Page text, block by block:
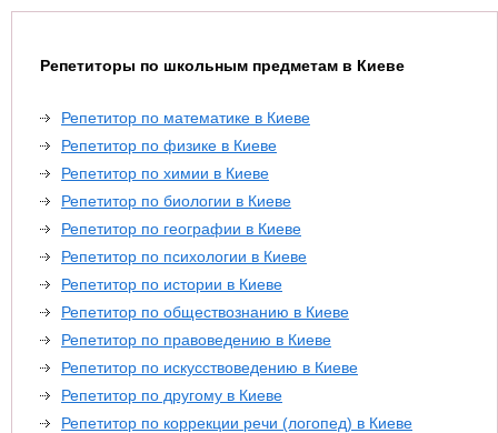
Репетиторы по школьным предметам в Киеве
Репетитор по математике в Киеве
Репетитор по физике в Киеве
Репетитор по химии в Киеве
Репетитор по биологии в Киеве
Репетитор по географии в Киеве
Репетитор по психологии в Киеве
Репетитор по истории в Киеве
Репетитор по обществознанию в Киеве
Репетитор по правоведению в Киеве
Репетитор по искусствоведению в Киеве
Репетитор по другому в Киеве
Репетитор по коррекции речи (логопед) в Киеве